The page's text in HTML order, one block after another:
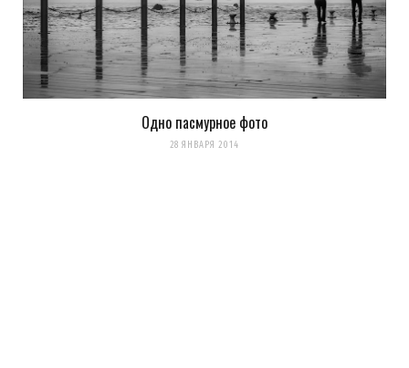
Одно пасмурное фото
28 ЯНВАРЯ 2014